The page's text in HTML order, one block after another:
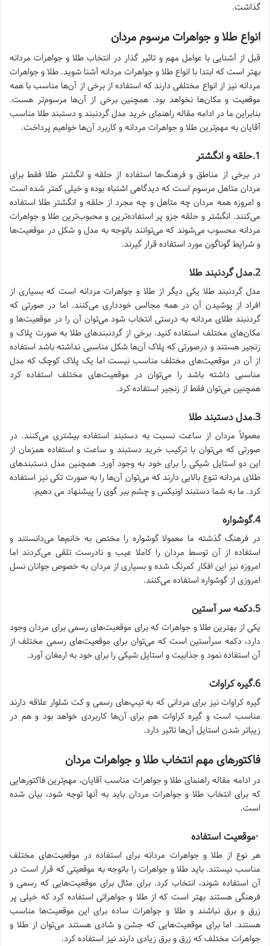
گذاشت.
انواع طلا و جواهرات مرسوم مردان
قبل از آشنایی با عوامل مهم و تاثیر گذار در انتخاب طلا و جواهرات مردانه
بهتر است که ابتدا با انواع طلا و جواهرات مردانه آشنا شوید. طلا و جواهرات
مردانه نیز از انواع مختلفی دارند که استفاده از برخی از آن‌ها مناسب با همه
موقعیت و مکان‌ها نخواهد بود. همچنین برخی از آن‌ها مرسوم‌تر هست.
بنابراین ما در ادامه مقاله راهنمای خرید مدل گردنبند و دستبند طلا مناسب
آقایان به مهم‌ترین طلا و جواهرات مردانه و کاربرد آن‌ها خواهیم پرداخت.
1.حلقه و انگشتر
در برخی از مناطق و فرهنگ‌ها استفاده از حلقه و انگشتر طلا فقط برای
مردان متاهل مرسوم است که دیدگاهی اشتباه بوده و خیلی کمتر شده است
و امروزه همه مردان چه متاهل و چه مجرد از حلقه و انگشتر طلا استفاده
می‌کنند. انگشتر و حلقه جزو پر استفاده‌ترین و محبوب‌ترین طلا و جواهرات
مردانه محسوب می‌شوند که می‌توانند باتوجه به مدل و شکل در موقعیت‌ها
و شرایط گوناگون مورد استفاده قرار گیرند.
2.مدل گردنبند طلا
مدل گردنبند طلا یکی دیگر از طلا و جواهرات مردانه است که بسیاری از
افراد از پوشیدن آن در همه مجالس خودداری می‌کنند. اما در صورتی که
گردنبند طلای مردانه به درستی انتخاب شود می‌توان آن را در موقعیت‌ها و
مکان‌های مختلف استفاده کنید. برخی از گردنبند‌های طلا به صورت پلاک و
زنجیر هستند و درصورتی که پلاک آن‌ها شکل مناسبی نداشته باشد استفاده
از آن در موقعیت‌های مختلف مناسب نیست اما یک پلاک کوچک که مدل
مناسبی داشته باشد را می‌توان در موقعیت‌های مختلف استفاده کرد
همچنین می‌توان فقط از زنجیر استفاده کرد.
3.مدل دستبند طلا
معمولاً مردان از ساعت نسبت به دستبند استفاده بیشتری می‌کنند. در
صورتی که می‌توان با ترکیب خرید دستبند و ساعت و استفاده همزمان از
این دو استایل شیکی را برای خود به وجود آورد. همچنین مدل دستبند‌های
طلای مردانه تنوع بالایی دارند که می‌توان آن‌ها را به صورت تکی نیز استفاده
کرد. ما به شما دستبند اونیکس و چشم ببر گوی را پیشنهاد می دهیم.
4.گوشواره
در فرهنگ گذشته ما معمولا گوشواره را مختص به خانم‌ها می‌دانستند و
استفاده از آن توسط مردان را کاملا عیب و نادرست تلقی می‌کردند اما
امروزه نیز این افکار کمرنگ شده و بسیاری از مردان به خصوص جوانان نسل
امروزی از گوشواره استفاده می‌کنند.
5.دکمه سر آستین
یکی از بهترین طلا و جواهرات که برای موقعیت‌های رسمی برای مردان وجود
دارد، دکمه سرآستین است که می‌توان برای موقعیت‌های رسمی مختلف از
آن استفاده نمود و جذابیت و استایل شیکی را برای خود به ارمغان آورد.
6.گیره کراوات
گیره کراوات نیز برای مردانی که به تیپ‌های رسمی و کت شلوار علاقه دارند
مناسب است و گیره کراوات هم برای آن‌ها کاربردی خواهد بود و هم در
زیباتر شدن استایل آن‌ها تاثیر دارد.
فاکتورهای مهم انتخاب طلا و جواهرات مردان
در ادامه مقاله راهنمای طلا و جواهرات مناسب آقایان، مهم‌ترین فاکتورهایی
که برای انتخاب طلا و جواهرات مردان باید به آنها توجه شود، بیان شده
است.
·موقعیت استفاده
هر نوع از طلا و جواهرات مردانه برای استفاده در موقعیت‌های مختلف
مناسب نیستند. باید طلا و جواهرات را باتوجه به موقعیتی که قرار است در
آن استفاده شوند، انتخاب کرد. برای مثال برای موقعیت‌هایی که رسمی و
فرهنگی هستند بهتر است که از طلا و جواهراتی استفاده کرد که خیلی پر
زرق و برق نباشند و طلا و جواهرات ساده برای این موقعیت‌ها مناسب
هستند. اما برای موقعیت‌هایی که جشن و شادی هستند می‌توان از طلا و
جواهرات مختلف که زرق و برق زیادی دارند نیز استفاده کرد.